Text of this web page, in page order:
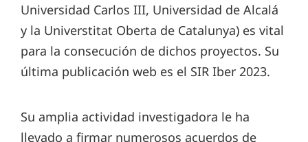
Universidad Carlos III, Universidad de Alcalá
y la Universtitat Oberta de Catalunya) es vital
para la consecución de dichos proyectos. Su
última publicación web es el SIR Iber 2023.
Su amplia actividad investigadora le ha
llevado a firmar numerosos acuerdos de